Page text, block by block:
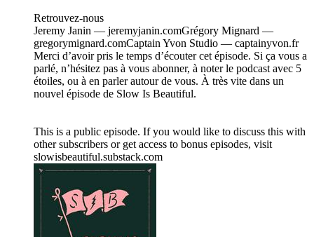
Retrouvez-nous
Jeremy Janin — jeremyjanin.comGrégory Mignard —
gregorymignard.comCaptain Yvon Studio — captainyvon.fr
Merci d’avoir pris le temps d’écouter cet épisode. Si ça vous a
parlé, n’hésitez pas à vous abonner, à noter le podcast avec 5
étoiles, ou à en parler autour de vous. À très vite dans un
nouvel épisode de Slow Is Beautiful.
This is a public episode. If you would like to discuss this with
other subscribers or get access to bonus episodes, visit
slowisbeautiful.substack.com